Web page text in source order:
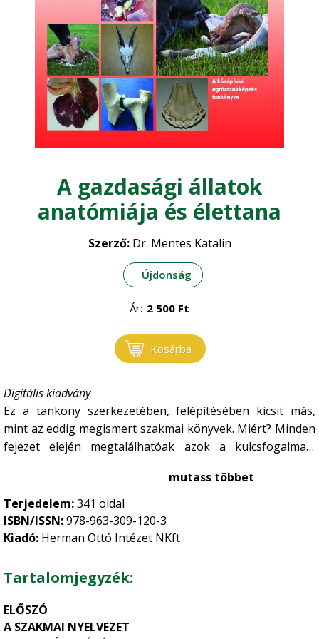
Kertészet - zöldség, gyümölcs
Mezőgazdasági gépesítés
Mezőgazdasági technológia
Gyógynövények
Növényvédelem
Szántóföldi növények
SzakmákA gazdasági állatok
anatómiája és élettana
Szerző:Dr. Mentes Katalin
Újdonság
Ár: 2 500 Ft
Kosárba
Digitális kiadvány
Ez a tanköny szerkezetében, felépítésében kicsit más,
mint az eddig megismert szakmai könyvek. Miért? Minden
fejezet elején megtalálhatóak azok a kulcsfogalmak,
szakmai fogalmakra, melyek ismerete elengedhetetlen.
Ezt a „Miért kell ismerni…?” című rész követi, ami az adott
fejezet szakmai anyagának a gyakorlati élethelyzetekben
való hasznosíthatóságát és a társtudományokkal való
színes ábra tesz könnyebben tanulhatóvá,
elképzelhetővé, a „Tudod-e?” című táblázat követi,
melyben egy-egy tudományos vagy gyakorlati
érdekességre kaphat választ. A fejezetek végén
mutass többet
Terjedelem:341 oldal
ISBN/ISSN:978-963-309-120-3
Kiadó: Herman Ottó Intézet NKft
Tartalomjegyzék:
ELŐSZÓ
A SZAKMAI NYELVEZET